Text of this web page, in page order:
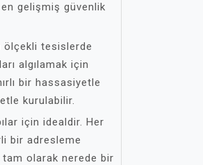
gelişmiş güvenlik
ölçekli tesislerde
algılamak için
bir hassasiyetle
kurulabilir.
için idealdir. Her
bir adresleme
tam olarak nerede bir